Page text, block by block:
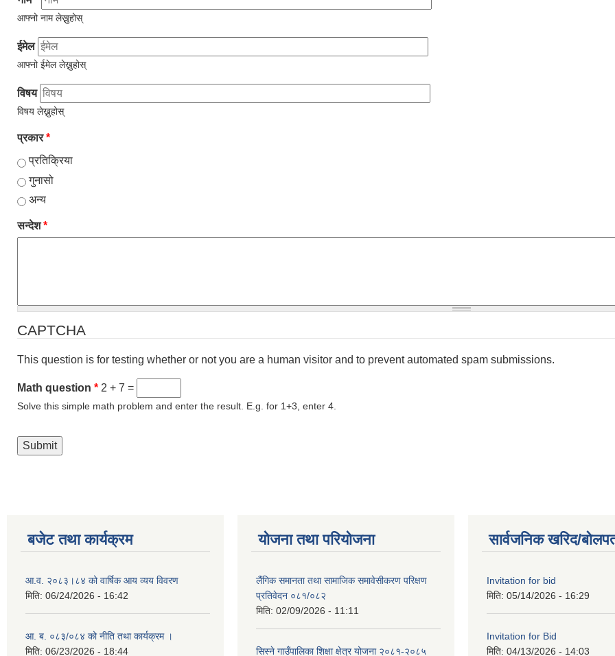
आफ्नो नाम लेख्नुहोस्
ईमेल
आफ्नो ईमेल लेख्नुहोस्
विषय
विषय लेख्नुहोस्
प्रकार*
प्रतिक्रिया
गुनासो
अन्य
सन्देश*
CAPTCHA
This question is for testing whether or not you are a human visitor and to prevent automated spam submissions.
Math question * 2 + 7 =
Solve this simple math problem and enter the result. E.g. for 1+3, enter 4.
बजेट तथा कार्यक्रम
आ.व. २०८३।८४ को वार्षिक आय व्यय विवरण
मिति: 06/24/2026 - 16:42
आ. ब. ०८३/०८४ को नीति तथा कार्यक्रम ।
मिति: 06/23/2026 - 18:44
योजना तथा परियोजना
लैंगिक समानता तथा सामाजिक समावेसीकरण परिक्षण
प्रतिवेदन ०८१/०८२
मिति: 02/09/2026 - 11:11
सिस्ने गाउँपालिका शिक्षा क्षेत्र योजना २०८१-२०८५
सार्वजनिक खरिद/
Invitation for bid
मिति: 05/14/2026 - 16:29
Invitation for Bid
मिति: 04/13/2026 - 14:03